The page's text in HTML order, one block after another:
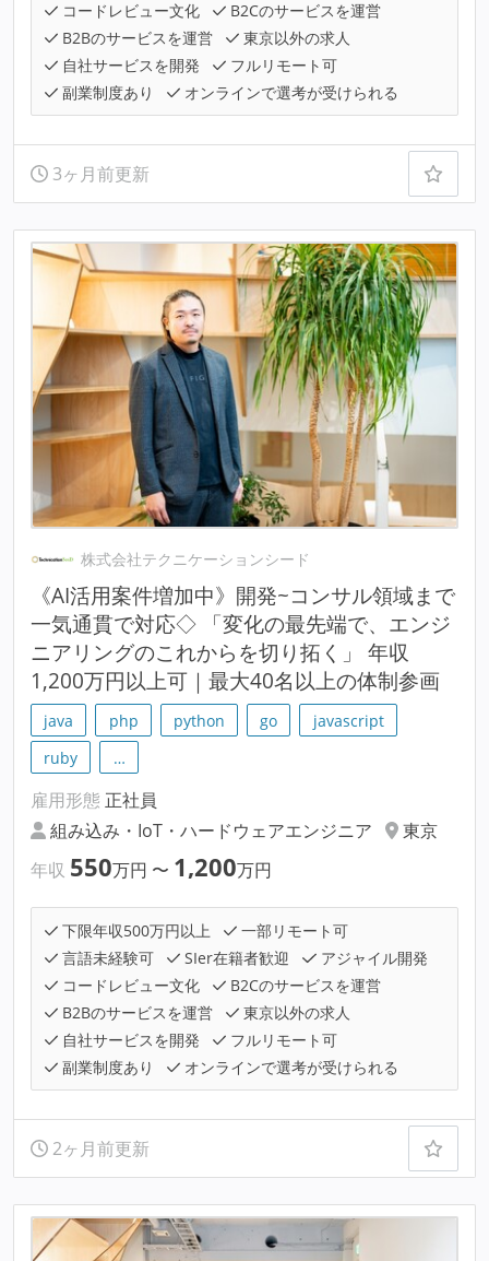
コードレビュー文化
B2Cのサービスを運営
B2Bのサービスを運営
東京以外の求人
自社サービスを開発
フルリモート可
副業制度あり
オンラインで選考が受けられる
3ヶ月前更新
株式会社テクニケーションシード
《AI活用案件増加中》開発~コンサル領域まで
一気通貫で対応◇ 「変化の最先端で、エンジ
ニアリングのこれからを切り拓く」 年収
1,200万円以上可｜最大40名以上の体制参画
java php python go
javascript
ruby
…
雇用形態 正社員
組み込み・IoT・ハードウェアエンジニア
東京
年収 550万円 〜 1,200万円
下限年収500万円以上
一部リモート可
言語未経験可
SIer在籍者歓迎
アジャイル開発
コードレビュー文化
B2Cのサービスを運営
B2Bのサービスを運営
東京以外の求人
自社サービスを開発
フルリモート可
副業制度あり
オンラインで選考が受けられる
2ヶ月前更新